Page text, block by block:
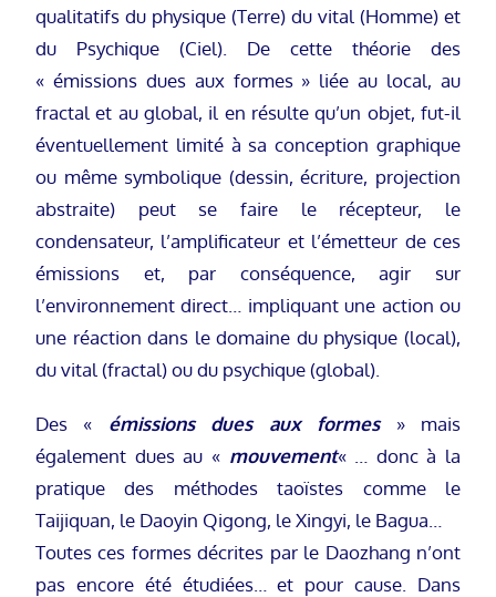
qualitatifs du physique (Terre) du vital (Homme) et
du Psychique (Ciel). De cette théorie des
« émissions dues aux formes » liée au local, au
fractal et au global, il en résulte qu’un objet, fut-il
éventuellement limité à sa conception graphique
ou même symbolique (dessin, écriture, projection
abstraite) peut se faire le récepteur, le
condensateur, l’amplificateur et l’émetteur de ces
émissions et, par conséquence, agir sur
l’environnement direct… impliquant une action ou
une réaction dans le domaine du physique (local),
du vital (fractal) ou du psychique (global).
Des « émissions dues aux formes» mais
également dues au « mouvement« … donc à la
pratique des méthodes taoïstes comme le
Taijiquan, le Daoyin Qigong, le Xingyi, le Bagua…
Toutes ces formes décrites par le Daozhang n’ont
pas encore été étudiées… et pour cause. Dans